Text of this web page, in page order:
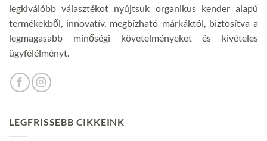
legkiválóbb választékot nyújtsuk organikus kender alapú
termékekből, innovatív, megbízható márkáktól, biztosítva a
legmagasabb minőségi követelményeket és kivételes
ügyfélélményt.
LEGFRISSEBB CIKKEINK